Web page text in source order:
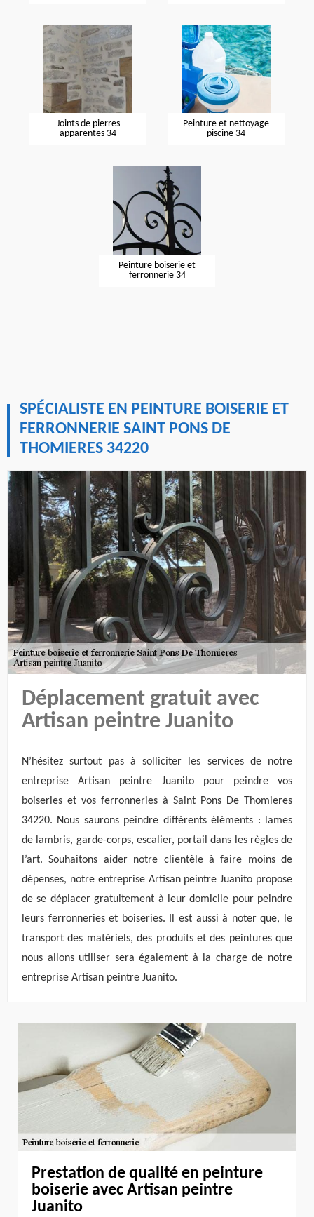
Joints de pierres
apparentes 34
Peinture et nettoyage
piscine 34
Peinture boiserie et
ferronnerie 34
SPÉCIALISTE EN PEINTURE BOISERIE ET
FERRONNERIE SAINT PONS DE
THOMIERES 34220
Déplacement gratuit avec
Artisan peintre Juanito
N’hésitez surtout pas à solliciter les services de notre
entreprise Artisan peintre Juanito pour peindre vos
boiseries et vos ferronneries à Saint Pons De Thomieres
34220. Nous saurons peindre différents éléments : lames
de lambris, garde-corps, escalier, portail dans les règles de
l’art. Souhaitons aider notre clientèle à faire moins de
dépenses, notre entreprise Artisan peintre Juanito propose
de se déplacer gratuitement à leur domicile pour peindre
leurs ferronneries et boiseries. Il est aussi à noter que, le
transport des matériels, des produits et des peintures que
nous allons utiliser sera également à la charge de notre
entreprise Artisan peintre Juanito.
Prestation de qualité en peinture
boiserie avec Artisan peintre
Juanito